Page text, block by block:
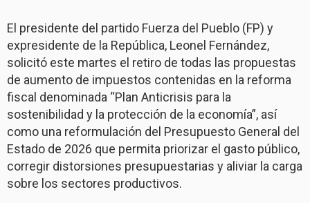
El presidente del partido Fuerza del Pueblo (FP) y
expresidente de la República, Leonel Fernández,
solicitó este martes el retiro de todas las propuestas
de aumento de impuestos contenidas en la reforma
fiscal denominada “Plan Anticrisis para la
sostenibilidad y la protección de la economía”, así
como una reformulación del Presupuesto General del
Estado de 2026 que permita priorizar el gasto público,
corregir distorsiones presupuestarias y aliviar la carga
sobre los sectores productivos.